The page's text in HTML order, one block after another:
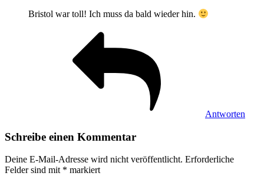
Bristol war toll! Ich muss da bald wieder hin.
Antworten
Schreibe einen Kommentar
Deine E-Mail-Adresse wird nicht veröffentlicht. Erforderliche
Felder sind mit * markiert